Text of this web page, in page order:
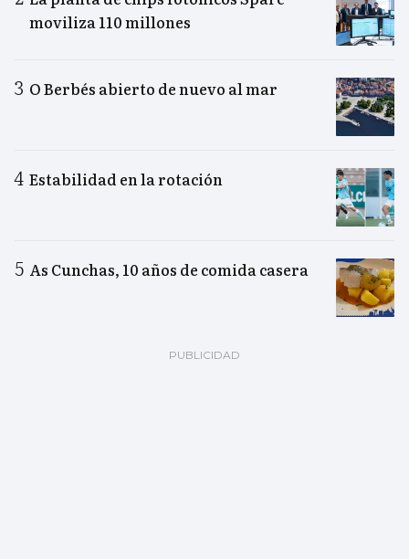
moviliza 110 millones
O Berbés abierto de nuevo al mar
Estabilidad en la rotación
As Cunchas, 10 años de comida casera